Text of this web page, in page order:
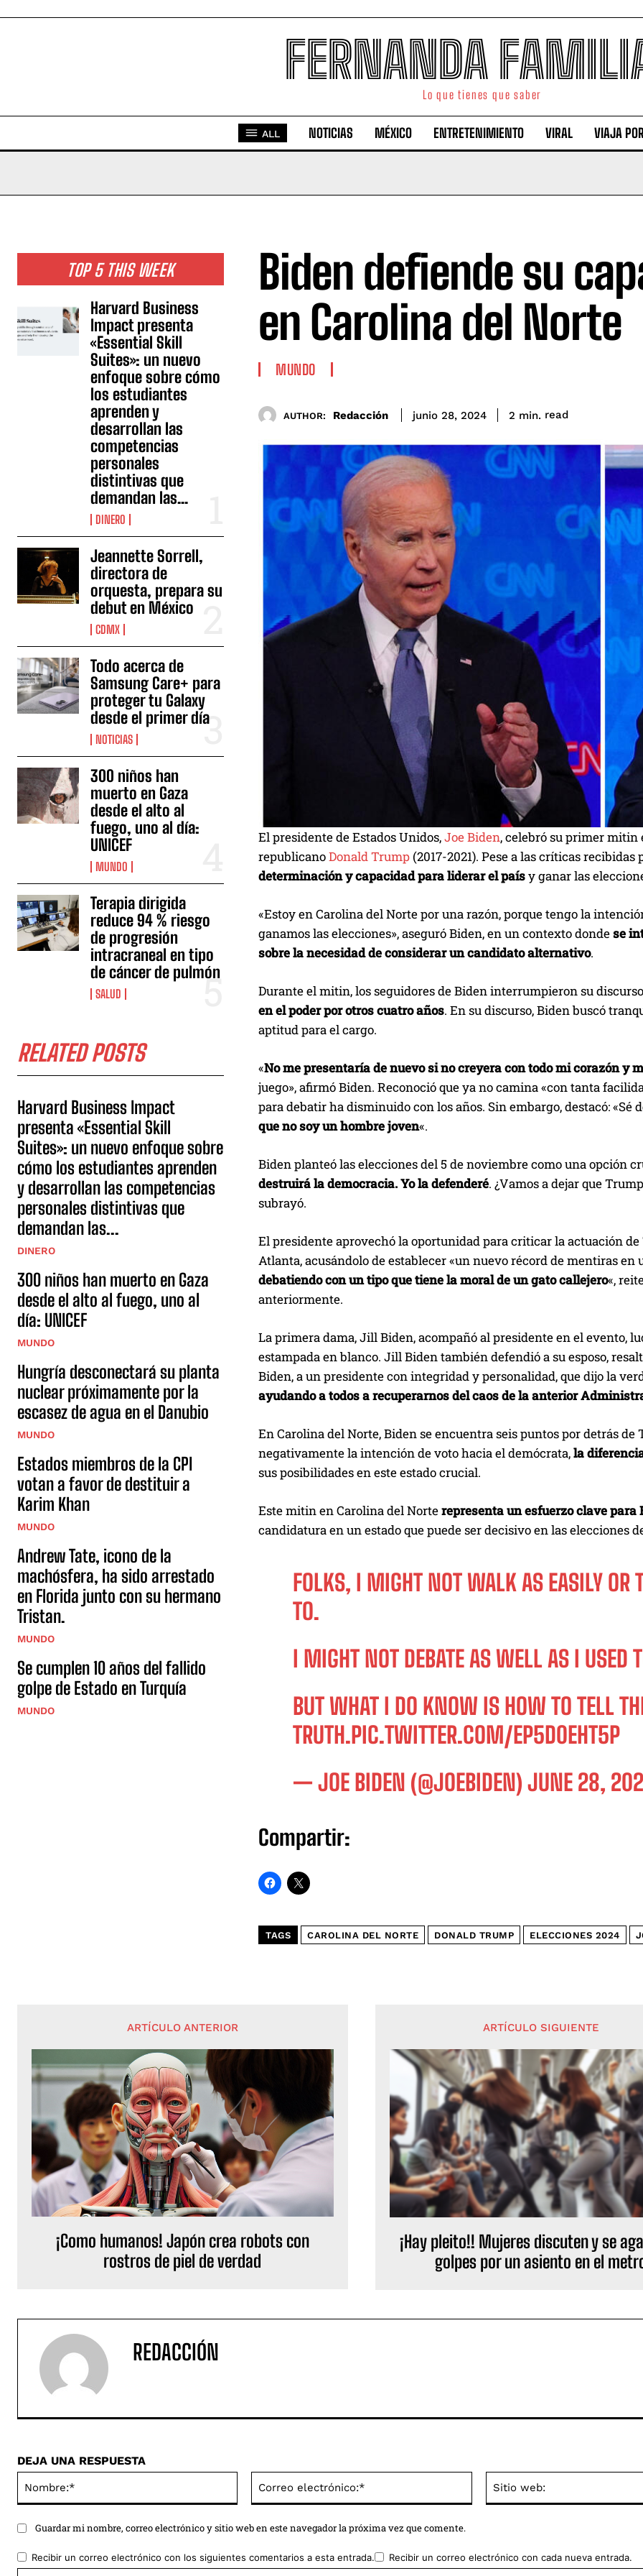
FERNANDA
Lo que tienes que saber
ALL NOTICIAS MÉXICO ENTRETENIMIENTO VIRAL VIAJA
TOP 5 THIS WEEK
Harvard Business
Impact presenta
«Essential Skill
Suites»: un nuevo
enfoque sobre cómo
los estudiantes
aprenden y
desarrollan las
competencias
personales
distintivas que
demandan las...
DINERO
Jeannette Sorrell,
directora de
orquesta, prepara su
debut en México
CDMX
Todo acerca de
Samsung Care+ para
proteger tu Galaxy
desde el primer día
NOTICIAS
300 niños han
muerto en Gaza
desde el alto al
fuego, uno al día:
UNICEF
MUNDO
Terapia dirigida
reduce 94 % riesgo
de progresión
intracraneal en tipo
de cáncer de pulmón
SALUD
RELATED POSTS
Harvard Business Impact
presenta «Essential Skill
Suites»: un nuevo enfoque sobre
cómo los estudiantes aprenden
y desarrollan las competencias
personales distintivas que
demandan las...
DINERO
300 niños han muerto en Gaza
desde el alto al fuego, uno al
día: UNICEF
MUNDO
Hungría desconectará su planta
nuclear próximamente por la
escasez de agua en el Danubio
MUNDO
Estados miembros de la CPI
votan a favor de destituir a
Karim Khan
MUNDO
Andrew Tate, icono de la
machósfera, ha sido arrestado
en Florida junto con su hermano
Tristan.
MUNDO
Se cumplen 10 años del fallido
golpe de Estado en Turquía
MUNDO
Biden defiende su
en Carolina del Norte
MUNDO
AUTHOR: Redacción junio 28, 2024 2 min. read
El presidente de Estados Unidos,Joe Biden, celebró su primer mitin
republicanoDonald Trump (2017-2021). Pese a las críticas
determinación y capacidad para liderar el paísy ganar las
«Estoy en Carolina del Norte por una razón, porque tengo la
ganamos las elecciones», aseguró Biden, en un contexto dondese
sobre la necesidad de considerar un candidato alternativo.
Durante el mitin, los seguidores de Biden interrumpieron su
en el poder por otros cuatro años. En su discurso, Biden buscó
aptitud para el cargo.
«No me presentaría de nuevo si no creyera con todo mi corazón y
juego», afirmó Biden. Reconoció que ya no camina «con tanta
para debatir ha disminuido con los años. Sin embargo, destacó: «Sé
que no soy un hombre joven«.
Biden planteó las elecciones del 5 de noviembre como una opción
destruirá la democracia. Yo la defenderé. ¿Vamos a dejar que
subrayó.
El presidente aprovechó la oportunidad para criticar la actuación
Atlanta, acusándolo de establecer «un nuevo récord de mentiras en
debatiendo con un tipo que tiene la moral de un gato callejero«,
anteriormente.
La primera dama, Jill Biden, acompañó al presidente en el evento,
estampada en blanco. Jill Biden también defendió a su esposo,
Biden, a un presidente con integridad y personalidad, que dijo la
ayudando a todos a recuperarnos del caos de la anterior
En Carolina del Norte, Biden se encuentra seis puntos por detrás
negativamente la intención de voto hacia el demócrata,la
sus posibilidades en este estado crucial.
Este mitin en Carolina del Norterepresenta un esfuerzo clave para
candidatura en un estado que puede ser decisivo en las elecciones
FOLKS, I MIGHT NOT WALK AS EASILY OR
TO.
I MIGHT NOT DEBATE AS WELL AS I USED
BUT WHAT I DO KNOW IS HOW TO TELL
TRUTH.PIC.TWITTER.COM/EP5D0EHT5P
— JOE BIDEN (@JOEBIDEN) JUNE 28,
Compartir:
TAGS CAROLINA DEL NORTE DONALD TRUMP ELECCIONES 2024
ARTÍCULO ANTERIOR
¡Como humanos! Japón crea robots con
rostros de piel de verdad
ARTÍCULO SIGUIENTE
¡Hay pleito!! Mujeres discuten y se
golpes por un asiento en el
REDACCIÓN
DEJA UNA RESPUESTA
electrónico:*
Guardar mi nombre, correo electrónico y sitio web en este navegador la próxima vez que comente.
Recibir un correo electrónico con los siguientes comentarios a esta entrada. Recibir un correo electrónico con cada nueva entrada.